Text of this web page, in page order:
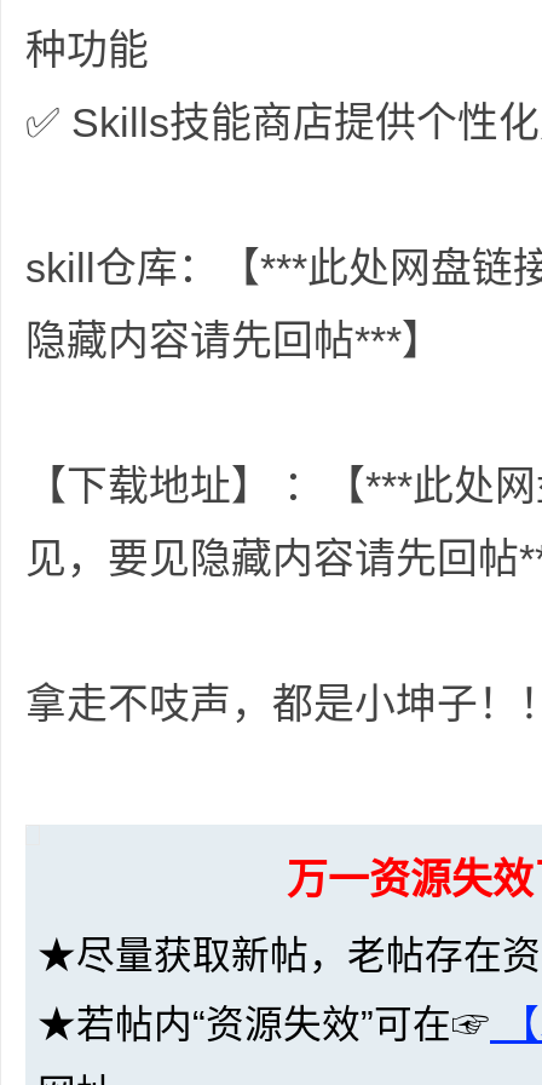
种功能
✅ Skills技能商店提供个性
skill仓库：【***此处网盘链
隐藏内容请先回帖***】
【下载地址】 ：【***此处
见，要见隐藏内容请先回帖
拿走不吱声，都是小坤子！
万一资源失
★尽量获取新帖，老帖存在
★若帖内“资源失效”可在☞